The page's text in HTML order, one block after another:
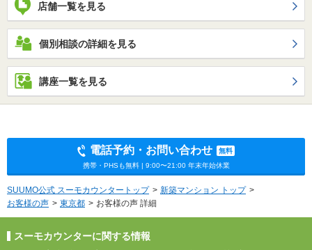
店舗一覧を見る
個別相談の詳細を見る
講座一覧を見る
電話予約・お問い合わせ
無料
携帯・PHSも無料 | 9:00〜21:00 年末年始休業
SUUMO公式 スーモカウンタートップ
新築マンション トップ
お客様の声
東京都 お客様の声 詳細
スーモカウンターに関する情報